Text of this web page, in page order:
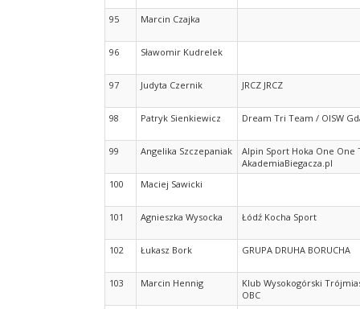
95 Marcin Czajka
96 Sławomir Kudrelek
97 Judyta Czernik JRCZ JRCZ
98 Patryk Sienkiewicz Dream Tri Team / OISW
99 Angelika Szczepaniak
Alpin Sport Hoka One One
AkademiaBiegacza.pl
100
Maciej Sawicki
101 Agnieszka Wysocka Łódź Kocha Sport
102 Łukasz Bork GRUPA DRUHA BORUCHA
103 Marcin Hennig
Klub Wysokogórski
OBC